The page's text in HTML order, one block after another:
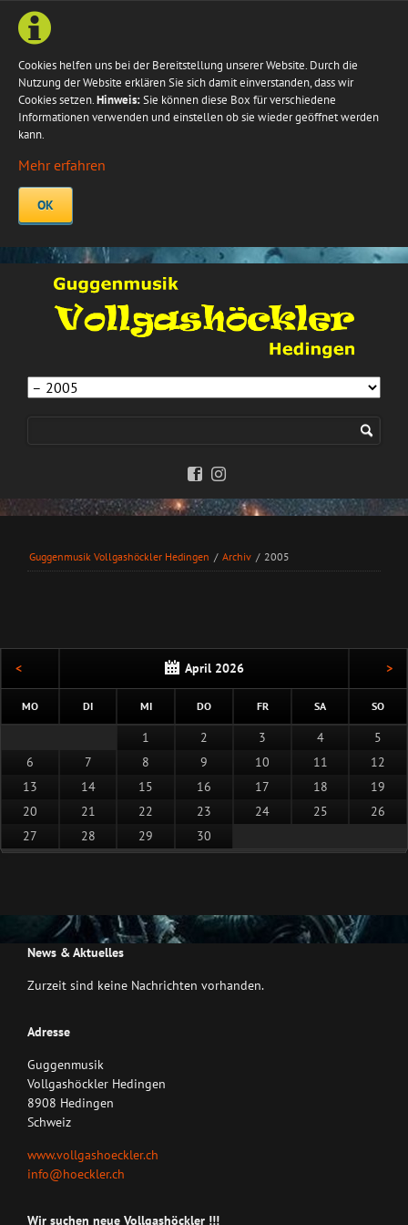
Cookies helfen uns bei der Bereitstellung unserer Website. Durch die
Nutzung der Website erklären Sie sich damit einverstanden, dass wir
Cookies setzen.Hinweis:Sie können diese Box für verschiedene
Informationen verwenden und einstellen ob sie wieder geöffnet werden
kann.
Mehr erfahren
OK
Guggenmusik Vollgashöckler Hedingen / Archiv / 2005
< April 2026 >
MONTAG DIENSTAG MITTWOCH DONNERSTAGFREITAG SAMSTAG SO
1 2 3 4
5
6
7 8 9 10 11
12
13
14 15 16 17 18
19
20
21 22 23 24 25
26
27
28 29 30
News & Aktuelles
Zurzeit sind keine Nachrichten vorhanden.
Adresse
Guggenmusik
Vollgashöckler Hedingen
8908 Hedingen
Schweiz
www.vollgashoeckler.ch
info@hoeckler.ch
Wir suchen neue Vollgashöckler !!!